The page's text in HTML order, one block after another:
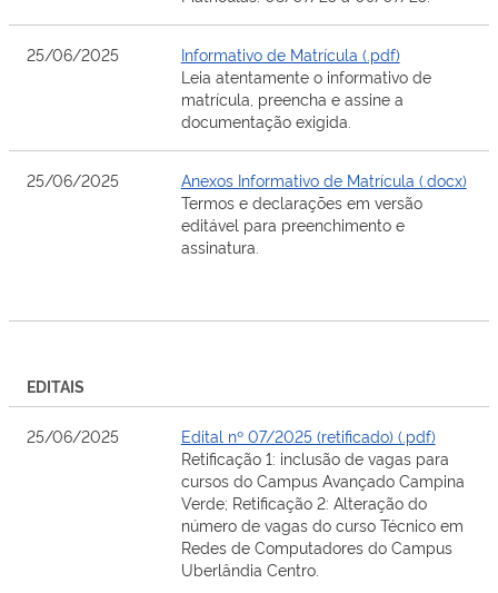
25/06/2025
Informativo de Matrícula (.pdf)
Leia atentamente o informativo de
matrícula, preencha e assine a
documentação exigida.
25/06/2025
Anexos Informativo de Matrícula (.docx)
Termos e declarações em versão
editável para preenchimento e
assinatura.
EDITAIS
25/06/2025
Edital nº 07/2025 (retificado) (.pdf)
Retificação 1: inclusão de vagas para
cursos do Campus Avançado Campina
Verde; Retificação 2: Alteração do
número de vagas do curso Técnico em
Redes de Computadores do Campus
Uberlândia Centro.